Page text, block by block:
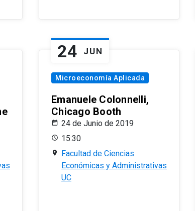
24 JUN
Microeconomía Aplicada
Emanuele Colonnelli,
Chicago Booth
24 de Junio de 2019
15:30
Facultad de Ciencias
Económicas y Administrativas
UC